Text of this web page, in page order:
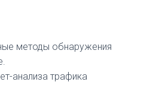
методы обнаружения
анализа трафика